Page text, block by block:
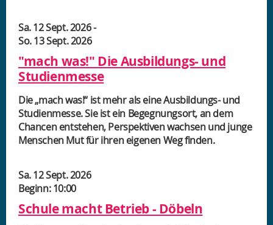
Sa. 12 Sept. 2026-
So. 13 Sept. 2026
"mach was!" Die Ausbildungs- und
Studienmesse
Die „mach was!“ ist mehr als eine Ausbildungs- und
Studienmesse. Sie ist ein Begegnungsort, an dem
Chancen entstehen, Perspektiven wachsen und junge
Menschen Mut für ihren eigenen Weg finden.
Sa. 12 Sept. 2026
Beginn: 10:00
Schule macht Betrieb - Döbeln